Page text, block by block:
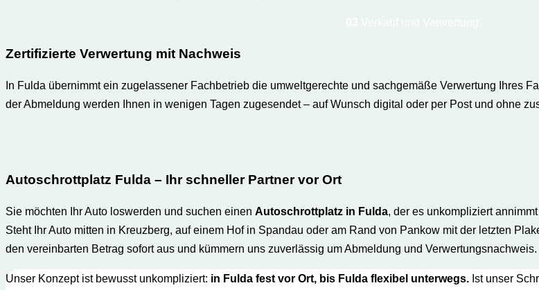
Zertifizierte Verwertung mit Nachweis
In Fulda übernimmt ein zugelassener Fachbetrieb die umweltgerechte und sachgemäße Verwertung Ihres
der Abmeldung werden Ihnen in wenigen Tagen zugesendet – auf Wunsch digital oder per Post und ohne
Autoschrottplatz Fulda – Ihr schneller Partner vor Ort
Sie möchten Ihr Auto loswerden und suchen einen Autoschrottplatz in Fulda, der es unkompliziert
Steht Ihr Auto mitten in Kreuzberg, auf einem Hof in Spandau oder am Rand von Pankow mit der letzten
den vereinbarten Betrag sofort aus und kümmern uns zuverlässig um Abmeldung und Verwertungs­nachweis.
Unser Konzept ist bewusst unkompliziert: in Fulda fest vor Ort, bis Fulda flexibel unterwegs. Ist unser